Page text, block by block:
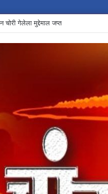
चोरी गेलेला मुद्देमाल जप्त